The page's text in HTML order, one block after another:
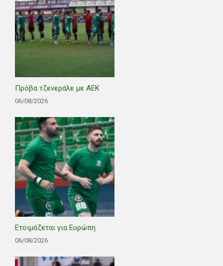
Πρόβα τζενεράλε με ΑΕΚ
06/08/2026
Ετοιμάζεται για Ευρώπη
06/08/2026